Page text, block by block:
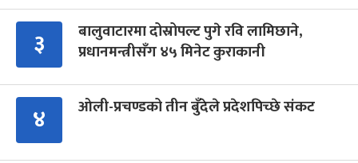
३
बालुवाटारमा दोस्रोपल्ट पुगे रवि लामिछाने,
प्रधानमन्त्रीसँग ४५ मिनेट कुराकानी
४ ओली-प्रचण्डको तीन बुँदेले प्रदेशपिच्छे संकट